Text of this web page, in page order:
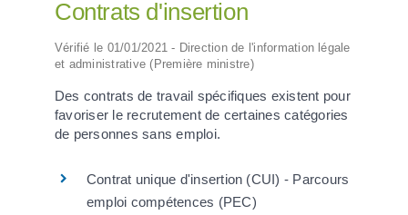
Contrats d'insertion
Vérifié le 01/01/2021 - Direction de l'information légale
et administrative (Première ministre)
Des contrats de travail spécifiques existent pour
favoriser le recrutement de certaines catégories
de personnes sans emploi.
Contrat unique d'insertion (CUI) - Parcours
emploi compétences (PEC)